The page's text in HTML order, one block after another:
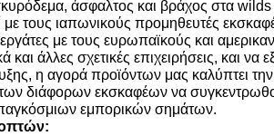
άσφαλτος και βράχος στα
με τους ιαπωνικούς προμηθευτές
με τους ευρωπαϊκούς και
και άλλες σχετικές επιχειρήσεις,
η αγορά προϊόντων μας καλύπτει
των διάφορων εκσκαφέων να
εμπορικών σημάτων.